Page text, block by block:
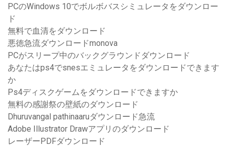
PCのWindows 10でボルボバスシミュレータをダウンロー
ド
無料で血清をダウンロード
悪徳急流ダウンロードmonova
PCがスリープ中のバックグラウンドダウンロード
あなたはps4でsnesエミュレータをダウンロードできます
か
Ps4ディスクゲームをダウンロードできますか
無料の感謝祭の壁紙のダウンロード
Dhuruvangal pathinaaruダウンロード急流
Adobe Illustrator Drawアプリのダウンロード
レーザーPDFダウンロード